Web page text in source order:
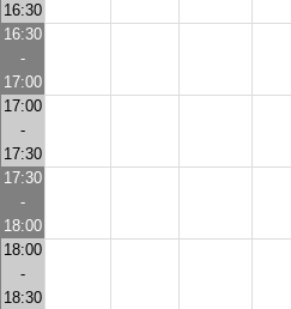
16:30
16:30
-
17:00
17:00
-
17:30
17:30
-
18:00
18:00
-
18:30